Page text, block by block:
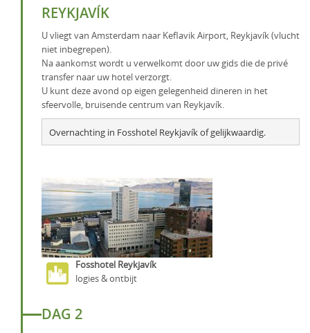
REYKJAVÍK
U vliegt van Amsterdam naar Keflavik Airport, Reykjavík (vlucht
niet inbegrepen).
Na aankomst wordt u verwelkomt door uw gids die de privé
transfer naar uw hotel verzorgt.
U kunt deze avond op eigen gelegenheid dineren in het
sfeervolle, bruisende centrum van Reykjavík.
Overnachting in Fosshotel Reykjavík of gelijkwaardig.
Fosshotel Reykjavík
logies & ontbijt
DAG 2